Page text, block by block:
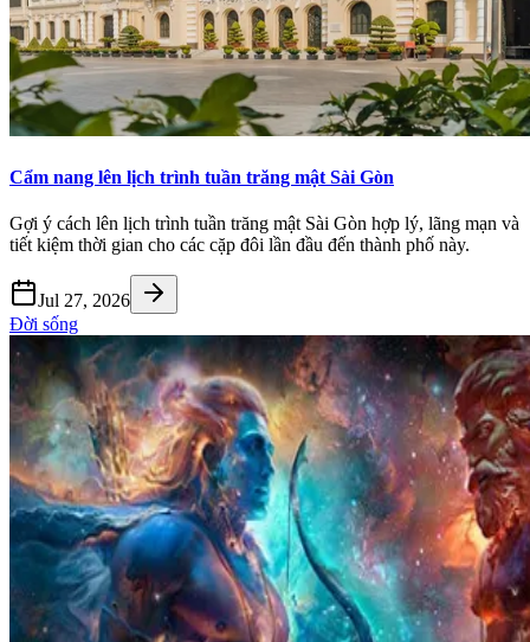
Cẩm nang lên lịch trình tuần trăng mật Sài Gòn
Gợi ý cách lên lịch trình tuần trăng mật Sài Gòn hợp lý, lãng mạn và
tiết kiệm thời gian cho các cặp đôi lần đầu đến thành phố này.
Jul 27, 2026
Đời sống